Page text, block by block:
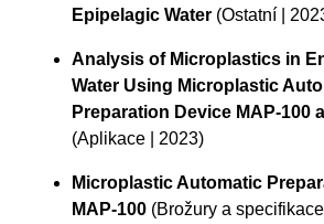
Epipelagic Water (Ostatní |
Analysis of Microplastics in
Water Using Microplastic
Preparation Device MAP-100
(Aplikace | 2023)
Microplastic Automatic
MAP-100 (Brožury a